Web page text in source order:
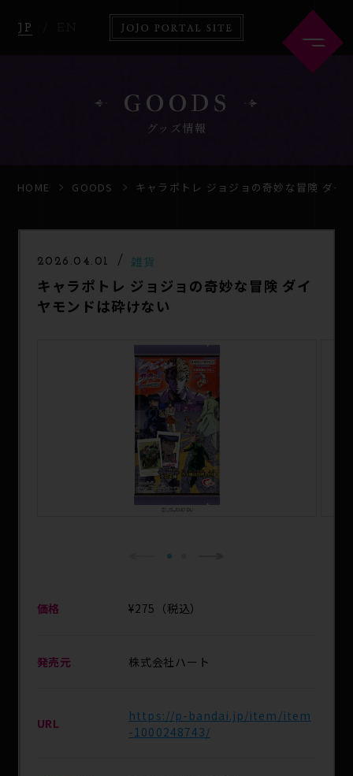
JP
HOME ABOUT
COMICS
SPECIAL
GOODS
グッズ情報
HOME GOODS キャラポトレ ジョジョの奇妙な冒険 ダイ
2026.04.01 雑貨
キャラポトレ ジョジョの奇妙な冒険 ダイ
ヤモンドは砕けない
1
価格 ¥275（税込）
発売元 株式会社ハート
URL
https://p-bandai.jp/item/item
-1000248743/